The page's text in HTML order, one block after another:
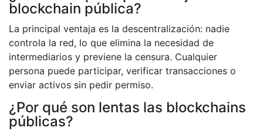
blockchain pública?
La principal ventaja es la descentralización: nadie
controla la red, lo que elimina la necesidad de
intermediarios y previene la censura. Cualquier
persona puede participar, verificar transacciones o
enviar activos sin pedir permiso.
¿Por qué son lentas las blockchains
públicas?